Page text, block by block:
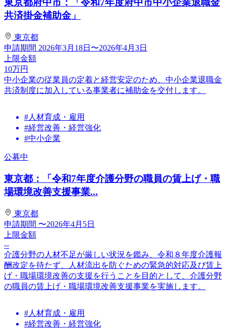
東京都府中市：「令和7年度府中市中小企業退職金
共済掛金補助金」
東京都
申請期間 2026年3月18日〜2026年4月3日
上限金額
10万円
中小企業の従業員の定着と経営安定のため、中小企業退職金
共済制度に加入している事業者に補助金を交付します。
#人材育成・雇用
#経営改善・経営強化
#中小企業
公募中
東京都：「令和7年度介護分野の職員の賃上げ・職
場環境改善支援事業...
東京都
申請期間 〜2026年4月5日
上限金額
--
介護分野の人材不足が厳しい状況を鑑み、令和８年度介護報
酬改定を待たず、人材流出を防ぐための緊急的対応及び賃上
げ・職場環境改善の支援を行うことを目的として、介護分野
の職員の賃上げ・職場環境改善支援事業を実施します。
#人材育成・雇用
#経営改善・経営強化